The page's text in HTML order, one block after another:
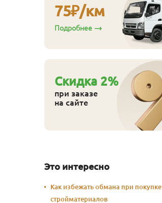
75₽/км
Подробнее
Cкидка 2%
при заказе
на сайте
Это интересно
Как избежать обмана при покупке
стройматериалов